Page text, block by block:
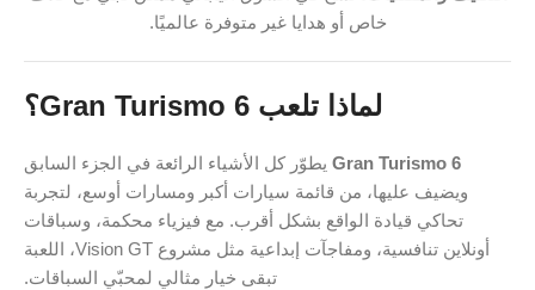
خاص أو هدايا غير متوفرة عالميًا.
لماذا تلعب Gran Turismo 6؟
Gran Turismo 6 يطوّر كل الأشياء الرائعة في الجزء السابق
ويضيف عليها، من قائمة سيارات أكبر ومسارات أوسع، لتجربة
تحاكي قيادة الواقع بشكل أقرب. مع فيزياء محكمة، وسباقات
أونلاين تنافسية، ومفاجآت إبداعية مثل مشروع Vision GT، اللعبة
تبقى خيار مثالي لمحبّي السباقات.